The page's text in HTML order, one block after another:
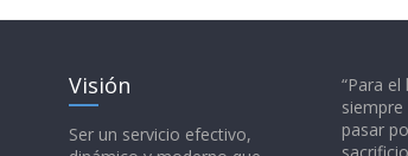
Visión
Ser un servicio efectivo,
“Para
siempre
pasar